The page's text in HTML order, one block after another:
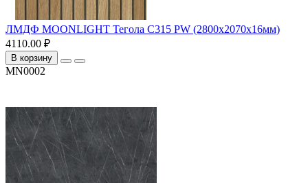
ЛМДФ MOONLIGHT Тегола C315 PW (2800х2070х16мм)
4110.00 ₽
В корзину
MN0002